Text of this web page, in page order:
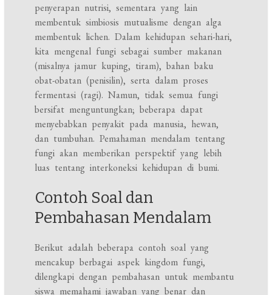
penyerapan nutrisi, sementara yang lain
membentuk simbiosis mutualisme dengan alga
membentuk lichen. Dalam kehidupan sehari-hari,
kita mengenal fungi sebagai sumber makanan
(misalnya jamur kuping, tiram), bahan baku
obat-obatan (penisilin), serta dalam proses
fermentasi (ragi). Namun, tidak semua fungi
bersifat menguntungkan; beberapa dapat
menyebabkan penyakit pada manusia, hewan,
dan tumbuhan. Pemahaman mendalam tentang
fungi akan memberikan perspektif yang lebih
luas tentang interkoneksi kehidupan di bumi.
Contoh Soal dan
Pembahasan Mendalam
Berikut adalah beberapa contoh soal yang
mencakup berbagai aspek kingdom fungi,
dilengkapi dengan pembahasan untuk membantu
siswa memahami jawaban yang benar dan